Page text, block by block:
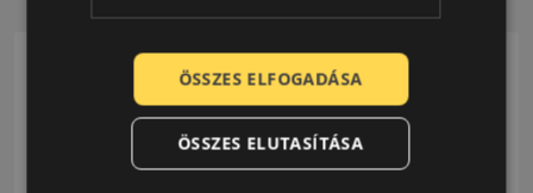
Gumi.hu Podcast
Videólejátszó
ÖSSZES ELFOGADÁSA
ÖSSZES ELUTASÍTÁSA